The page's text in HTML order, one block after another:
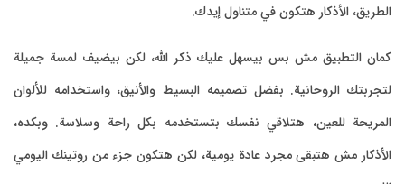
الطريق، الأذكار هتكون في متناول إيدك.
كمان التطبيق مش بس بيسهل عليك ذكر الله، لكن بيضيف لمسة جميلة
لتجربتك الروحانية. بفضل تصميمه البسيط والأنيق، واستخدامه للألوان
المريحة للعين، هتلاقي نفسك بتستخدمه بكل راحة وسلاسة. وبكده،
الأذكار مش هتبقى مجرد عادة يومية، لكن هتكون جزء من روتينك اليومي